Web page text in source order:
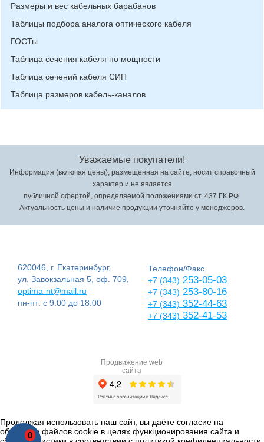
0
Размеры и вес кабельных барабанов
Таблицы подбора аналога оптического кабеля
ГОСТы
Таблица сечения кабеля по мощности
Таблица сечений кабеля СИП
Таблица размеров кабель-каналов
Уважаемые покупатели!
Информация (включая цены), размещенная на сайте, носит справочный
характер и не является
публичной офертой, определяемой положениями ст. 437 ГК РФ.
Актуальность цены и наличие продукции уточняйте у менеджеров.
620046, г. Екатеринбург,
ул. Завокзальная 5, оф. 709,
optima-nt@mail.ru
пн-пт: с 9:00 до 18:00
Телефон/Факс
+7 (343) 253-05-03
+7 (343) 253-80-16
+7 (343) 352-44-63
+7 (343) 352-41-53
Продвижение web
сайта
Продолжая использовать наш сайт, вы даёте согласие на
обработку файлов cookie в целях функционирования сайта и